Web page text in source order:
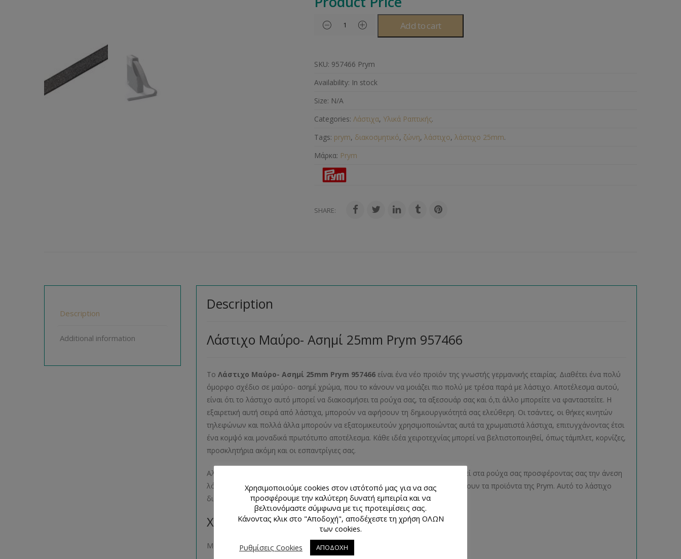
Add to cart
SKU: 957466 Prym
Availability: In stock
Size: N/A
Categories: Λάστιχα, Υλικά Ραπτικής.
Tags: prym, διακοσμητικό, ζώνη,λάστιχο,λάστιχο 25mm.
Μάρκα: Prym
SHARE:
Description
Additional information
Description
Λάστιχο Μαύρο- Ασημί 25mm Prym 957466
Το Λάστιχο Μαύρο- Ασημί 25mm Prym 957466 είναι ένα νέο προϊόν της γνωστής γερμανικής εταιρίας. Διαθέτει ένα πολύ
όμορφο σχέδιο σε μαύρο- ασημί χρώμα, που το κάνουν να μοιάζει πιο πολύ με τρέσα παρά με λάστιχο. Αποτέλεσμα αυτού,
είναι ότι το λάστιχο αυτό μπορεί να διακοσμήσει τα ρούχα σας, τα αξεσουάρ σας και ό,τι άλλο μπορείτε να φανταστείτε. Η
εξαιρετική αυτή σειρά από λάστιχα, μπορούν να αφήσουν τη δημιουργικότητά σας ελεύθερη. Οι τσάντες, οι θήκες κινητών
τηλεφώνων και πολλά άλλα μπορούν να εξατομικευτούν χρησιμοποιώντας αυτά τα χρωματιστά λάστιχα, επιτυγχάνοντας έτσι
ένα κομψό και μοναδικά πρωτότυπο αποτέλεσμα. Κάθε ιδέα χειροτεχνίας μπορεί να βελτιστοποιηθεί, όπως τάμπλετ, κορνίζες,
προσκλητήρια ακόμη και οι εσπαντρίγιες σας.
Αλλά και σαν λάστιχο είναι εξαιρετικής ποιότητας και μπορεί να χρησιμοποιηθεί στα ρούχα σας προσφέροντας σας την άνεση
λόγο της ελαστικότητας του αλλά ταυτόχρονα και την ασφάλεια που προσφέρουν τα προϊόντα της Prym. Αυτό το λάστιχο
διατίθεται σε πλάτος 25 mm και πλένεται στους 30 βαθμούς.
Χρώμα Προϊόντος
Μαύρο και ασημί
Χρησιμοποιούμε cookies στον ιστότοπό μας για να σας
προσφέρουμε την καλύτερη δυνατή εμπειρία και να
βελτιονόμαστε σύμφωνα με τις προτειμίσεις σας.
Κάνοντας κλικ στο "Αποδοχή", αποδέχεστε τη χρήση ΟΛΩΝ
των cookies.
Ρυθμίσεις Cookies
ΑΠΟΔΟΧΗ